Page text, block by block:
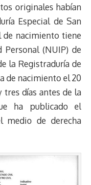
originales habían
Especial de San
de nacimiento tiene
(NUIP) de
la Registraduría de
de nacimiento el 20
tres días antes de la
ha publicado el
medio de derecha